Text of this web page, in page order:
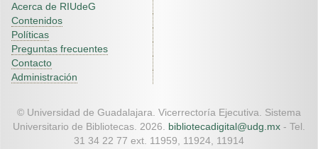
Acerca de RIUdeG
Contenidos
Políticas
Preguntas frecuentes
Contacto
Administración
© Universidad de Guadalajara. Vicerrectoría Ejecutiva. Sistema
Universitario de Bibliotecas. 2026. bibliotecadigital@udg.mx - Tel.
31 34 22 77 ext. 11959, 11924, 11914